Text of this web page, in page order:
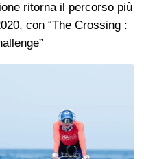
ritorna il percorso più
con “The Crossing :